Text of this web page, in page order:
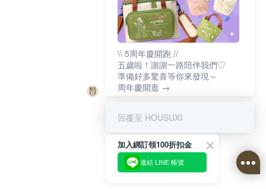
\\ 5周年慶開跑 //
五歲啦！謝謝一路陪伴我們♡
準備好多驚喜等你來發現～
周年慶開逛 →
回覆至 HOUSUXI
加入綁訂領100折扣金
連結 LINE 帳號